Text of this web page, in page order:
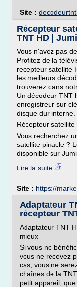
Site :
Récepteur
TNT HD |
Vous n'avez pas
Profitez de la
recepteur satellite
les meilleurs
trouverez dans
Un décodeur TNT
enregistreur sur
disque dur interne.
Récepteur
Vous recherchez
satellite pinacle ?
disponible sur
Lire la suite
Site : https://
Adaptateur
récepteur
Adaptateur TNT
mieux
Si vous ne
vous ne recevez
cas, vous ne
chaînes de la
petit appareil,